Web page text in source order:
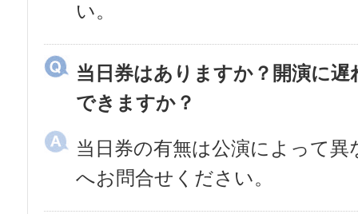
い。
当日券はありますか？開演に
できますか？
当日券の有無は公演によって
へお問合せください。